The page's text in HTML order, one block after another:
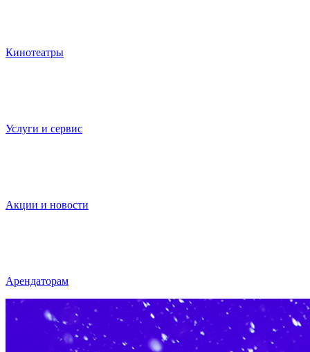
Кинотеатры
Услуги и сервис
Акции и новости
Арендаторам